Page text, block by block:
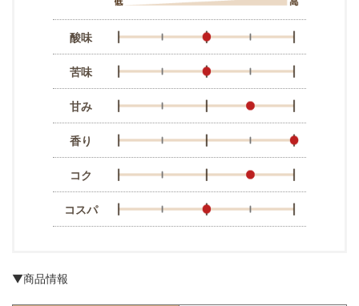
酸味
苦味
甘み
香り
コク
コスパ
▼商品情報